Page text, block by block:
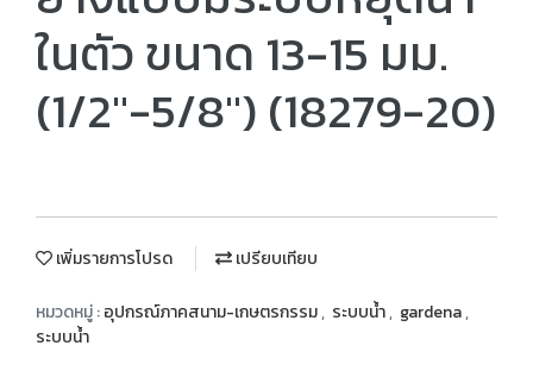
ในตัว ขนาด 13-15 มม.
(1/2″-5/8") (18279-20)
เพิ่มรายการโปรด เปรียบเทียบ
หมวดหมู่ :อุปกรณ์ภาคสนาม-เกษตรกรรม, ระบบน้ำ, gardena,
ระบบน้ำ